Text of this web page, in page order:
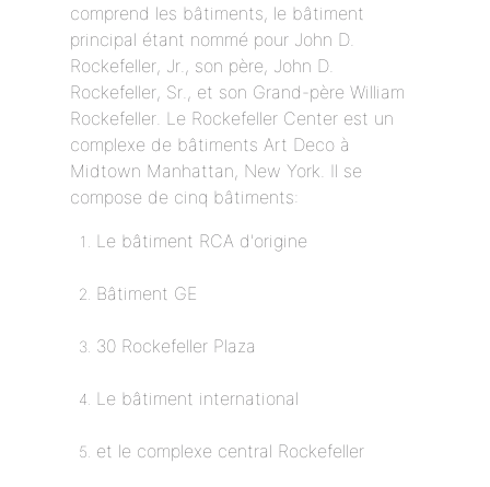
comprend les bâtiments, le bâtiment
principal étant nommé pour John D.
Rockefeller, Jr., son père, John D.
Rockefeller, Sr., et son Grand-père William
Rockefeller. Le Rockefeller Center est un
complexe de bâtiments Art Deco à
Midtown Manhattan, New York. Il se
compose de cinq bâtiments:
Le bâtiment RCA d'origine
Bâtiment GE
30 Rockefeller Plaza
Le bâtiment international
et le complexe central Rockefeller